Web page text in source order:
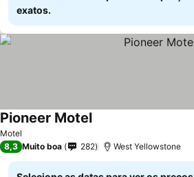
exatos.
Motel
Pioneer MotelVer preços
8,3 Muito boa 282 West Yellowstone